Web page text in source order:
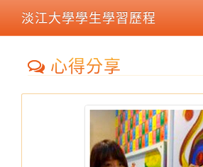
淡江大學學生學習歷程
心得分享